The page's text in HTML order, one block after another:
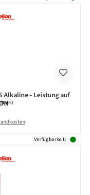
Alkaline - Leistung auf
Verfügbarkeit: